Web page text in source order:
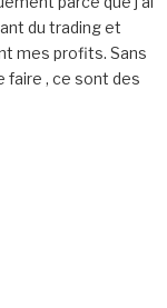
du trading et
mes profits. Sans
faire , ce sont des